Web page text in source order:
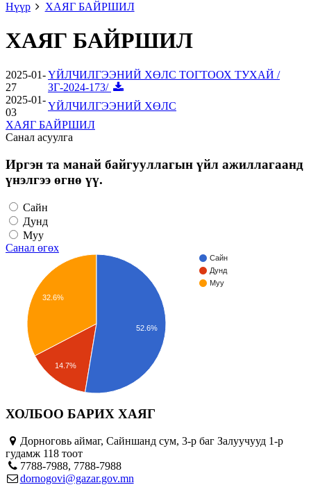
Нүүр
ХАЯГ БАЙРШИЛ
ХАЯГ БАЙРШИЛ
2025-01-
27
ҮЙЛЧИЛГЭЭНИЙ ХӨЛС ТОГТООХ ТУХАЙ /
ЗГ-2024-173/
2025-01-
03
ҮЙЛЧИЛГЭЭНИЙ ХӨЛС
ХАЯГ БАЙРШИЛ
Санал асуулга
Иргэн та манай байгууллагын үйл ажиллагаанд
үнэлгээ өгнө үү.
Сайн
Дунд
Муу
Санал өгөх
Сайн
Дунд
Муу
32.6%
14.7%
52.6%
ХОЛБОО БАРИХ ХАЯГ
Дорноговь аймаг, Сайншанд сум, 3-р баг Залуучууд 1-р
гудамж 118 тоот
7788-7988, 7788-7988
dornogovi@gazar.gov.mn